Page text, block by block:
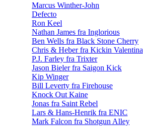
Marcus Winther-John
Defecto
Ron Keel
Nathan James fra Inglorious
Ben Wells fra Black Stone Cherry
Chris & Heber fra Kickin Valentina
P.J. Farley fra Trixter
Jason Bieler fra Saigon Kick
Kip Winger
Bill Leverty fra Firehouse
Knock Out Kaine
Jonas fra Saint Rebel
Lars & Hans-Henrik fra ENIC
Mark Falcon fra Shotgun Alley